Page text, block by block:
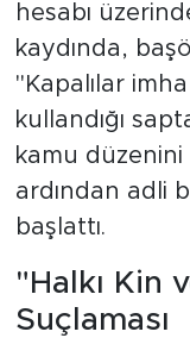
hesabı
kaydında,
"Kapalılar
kullandığı
kamu
ardından adli
başlattı.
"Halkı Kin
Suçlaması